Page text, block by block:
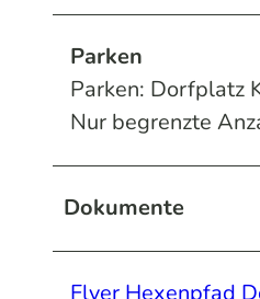
Parken
Parken: Dorfplatz
Nur begrenzte
Dokumente
Flyer Hexenpfad